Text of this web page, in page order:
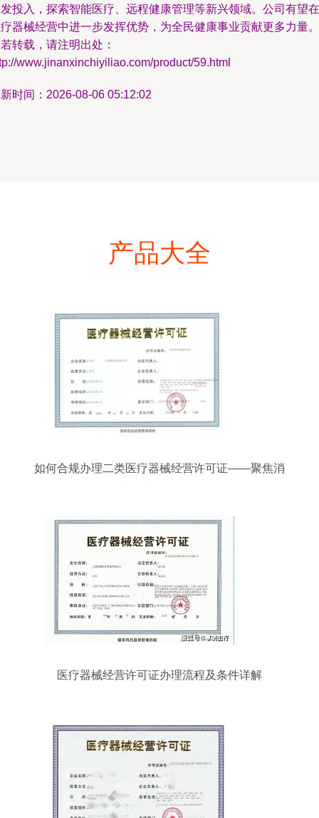
投入，探索智能医疗、远程健康管理等新兴领域。公司有望在
器械经营中进一步发挥优势，为全民健康事业贡献更多力量。
转载，请注明出处：
www.jinanxinchiyiliao.com/product/59.html
时间：2026-08-06 05:12:02
产品大全
如何合规办理二类医疗器械经营许可证——聚焦消
医疗器械经营许可证办理流程及条件详解